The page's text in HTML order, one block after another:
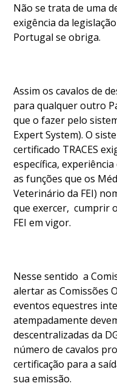
Não se trata de uma
exigência da
Portugal se obriga.
Assim os cavalos de
para qualquer outro
que o fazer pelo
Expert System). O
certificado TRACES
específica,
as funções que os
Veterinário da FEI)
que exercer, cumprir
FEI em vigor.
Nesse sentido a
alertar as Comissões
eventos equestres
atempadamente
descentralizadas da
número de cavalos
certificação para a
sua emissão.